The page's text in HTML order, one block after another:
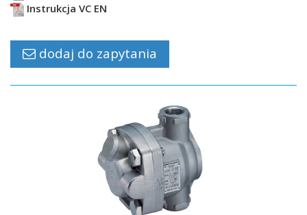
Instrukcja VC EN
dodaj do zapytania